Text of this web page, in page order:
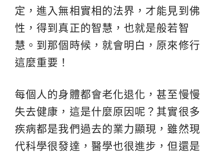
定，進入無相實相的法界，才能見到佛
性，得到真正的智慧，也就是般若智
慧。到那個時候，就會明白，原來修行
這麼重要！
每個人的身體都會老化退化，甚至慢慢
失去健康，這是什麼原因呢？其實很多
疾病都是我們過去的業力顯現，雖然現
代科學很發達，醫學也很進步，但還是